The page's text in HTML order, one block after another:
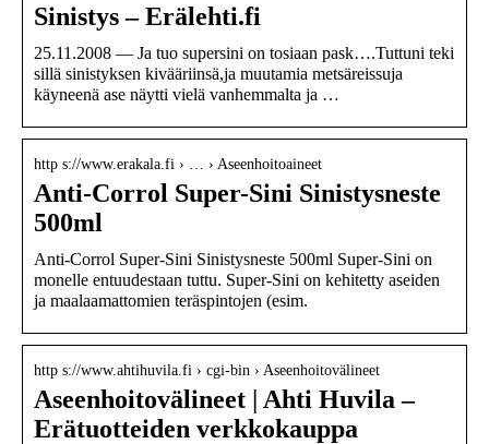
Sinistys – Erälehti.fi
25.11.2008 — Ja tuo supersini on tosiaan pask….Tuttuni teki
sillä sinistyksen kivääriinsä,ja muutamia metsäreissuja
käyneenä ase näytti vielä vanhemmalta ja …
http s://www.erakala.fi › … › Aseenhoitoaineet
Anti-Corrol Super-Sini Sinistysneste
500ml
Anti-Corrol Super-Sini Sinistysneste 500ml Super-Sini on
monelle entuudestaan tuttu. Super-Sini on kehitetty aseiden
ja maalaamattomien teräspintojen (esim.
http s://www.ahtihuvila.fi › cgi-bin › Aseenhoitovälineet
Aseenhoitovälineet | Ahti Huvila –
Erätuotteiden verkkokauppa